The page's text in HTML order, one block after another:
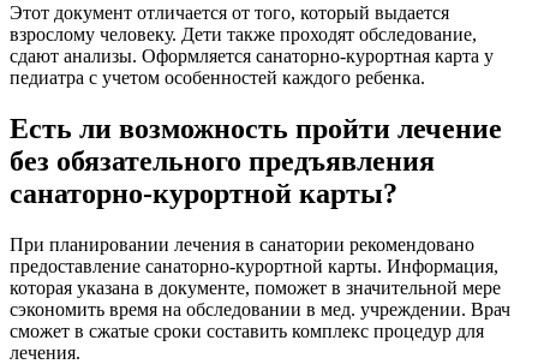
Этот документ отличается от того, который выдается
взрослому человеку. Дети также проходят обследование,
сдают анализы. Оформляется санаторно-курортная карта у
педиатра с учетом особенностей каждого ребенка.
Есть ли возможность пройти лечение
без обязательного предъявления
санаторно-курортной карты?
При планировании лечения в санатории рекомендовано
предоставление санаторно-курортной карты. Информация,
которая указана в документе, поможет в значительной мере
сэкономить время на обследовании в мед. учреждении. Врач
сможет в сжатые сроки составить комплекс процедур для
лечения.